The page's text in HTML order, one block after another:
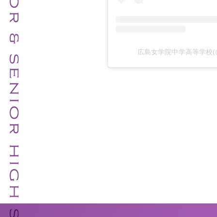
広島女学院中学高等学